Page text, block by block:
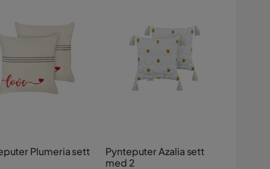
Plumeria sett
Pynteputer Azalia sett
med 2